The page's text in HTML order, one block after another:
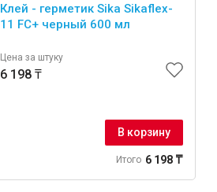
Клей - герметик Sika Sikaflex-
11 FC+ черный 600 мл
Цена за штуку
6 198 ₸
В корзину
Итого 6 198 ₸